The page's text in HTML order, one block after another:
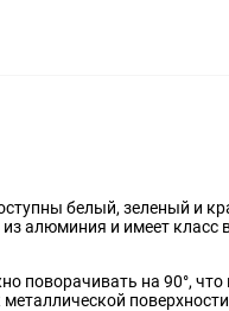
белый, зеленый и
алюминия и имеет класс
поворачивать на 90°, что